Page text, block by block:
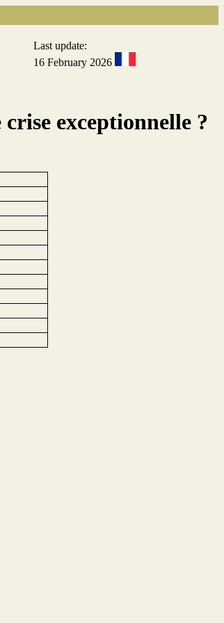
Last update:
16 February 2026
exceptionnelle ?